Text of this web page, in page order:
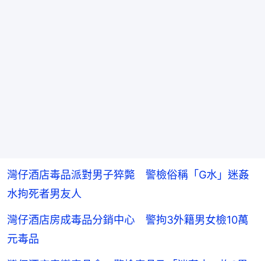
灣仔酒店毒品派對男子猝斃 警檢俗稱「G水」迷姦
水拘死者男友人
灣仔酒店房成毒品分銷中心 警拘3外籍男女檢10萬
元毒品